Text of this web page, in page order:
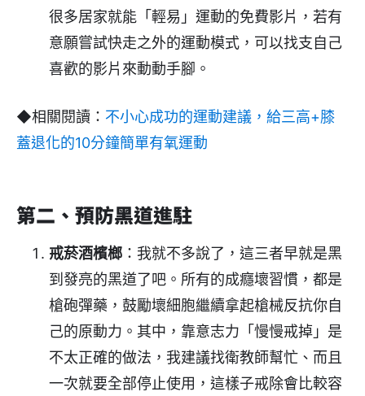
很多居家就能「輕易」運動的免費影片，若有
意願嘗試快走之外的運動模式，可以找支自己
喜歡的影片來動動手腳。 ​
◆相關閱讀： 不小心成功的運動建議，給三高+膝
蓋退化的10分鐘簡單有氧運動
第二、預防黑道進駐
戒菸酒檳榔 ：我就不多說了，這三者早就是黑
到發亮的黑道了吧。所有的成癮壞習慣，都是
槍砲彈藥，鼓勵壞細胞繼續拿起槍械反抗你自
己的原動力。其中，靠意志力「慢慢戒掉」是
不太正確的做法，我建議找衛教師幫忙、而且
一次就要全部停止使用，這樣子戒除會比較容